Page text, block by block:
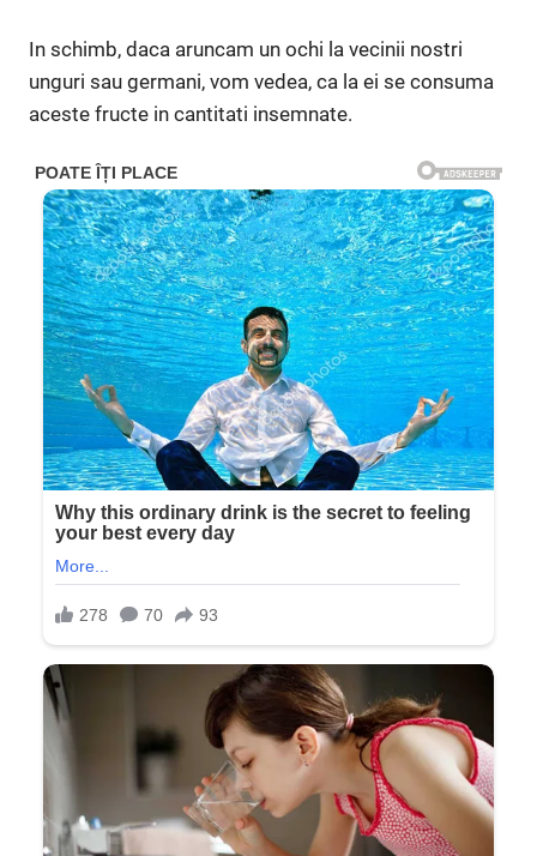
In schimb, daca aruncam un ochi la vecinii nostri
unguri sau germani, vom vedea, ca la ei se consuma
aceste fructe in cantitati insemnate.